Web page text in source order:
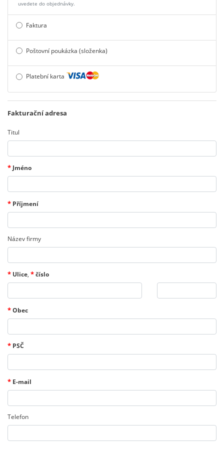
uvedete do objednávky.
Faktura
Poštovní poukázka (složenka)
Platební karta
Fakturační adresa
Titul
* Jméno
* Příjmení
Název firmy
* Ulice, *číslo
*Obec
* PSČ
* E-mail
Telefon